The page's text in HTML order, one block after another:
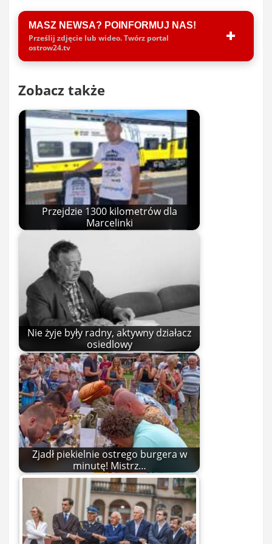
MASZ NEWSA? POINFORMUJ NAS!
Prześlij zdjęcie lub wideo. Twórz portal
ostrow24.tv
Zobacz także
Przejdzie 1300 kilometrów dla
Marcelinki
Nie żyje były radny, aktywny działacz
osiedlowy
Zjadł piekielnie ostrego burgera w
minutę! Mistrz…